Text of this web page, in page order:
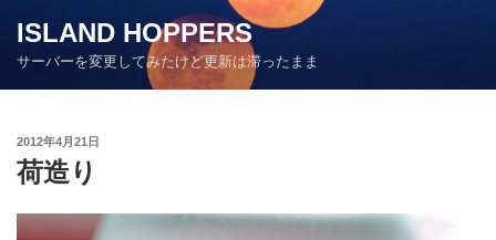
ン
ISLAND HOPPERS
サーバーを変更してみたけど更新は滞ったまま
投
稿
日:
2012年4月21日
荷造り